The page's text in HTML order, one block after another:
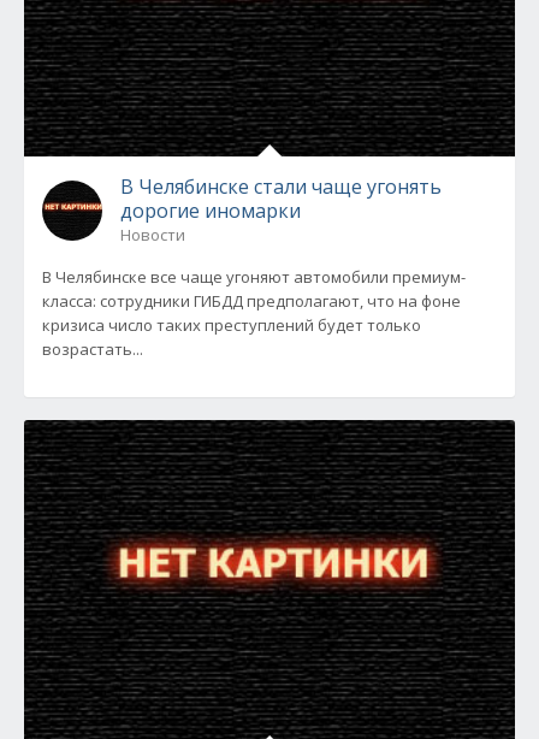
В Челябинске стали чаще угонять
дорогие иномарки
Новости
В Челябинске все чаще угоняют автомобили премиум-
класса: сотрудники ГИБДД предполагают, что на фоне
кризиса число таких преступлений будет только
возрастать...